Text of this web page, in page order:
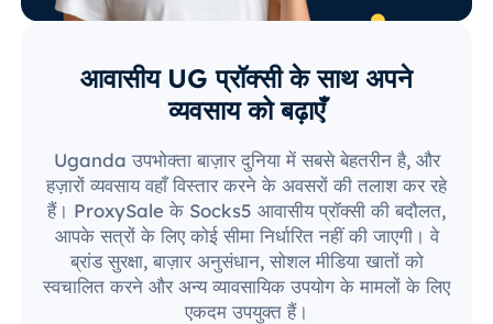
आवासीय UG प्रॉक्सी के साथ अपने
व्यवसाय को बढ़ाएँ
Uganda उपभोक्ता बाज़ार दुनिया में सबसे बेहतरीन है, और
हज़ारों व्यवसाय वहाँ विस्तार करने के अवसरों की तलाश कर रहे
हैं। ProxySale के Socks5 आवासीय प्रॉक्सी की बदौलत,
आपके सत्रों के लिए कोई सीमा निर्धारित नहीं की जाएगी। वे
ब्रांड सुरक्षा, बाज़ार अनुसंधान, सोशल मीडिया खातों को
स्वचालित करने और अन्य व्यावसायिक उपयोग के मामलों के लिए
एकदम उपयुक्त हैं।